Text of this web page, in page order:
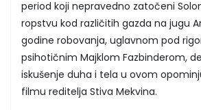
period koji nepravedno zatočeni
ropstvu kod različitih gazda na jugu
godine robovanja, uglavnom pod
psihotičnim Majklom Fazbinderom,
iskušenje duha i tela u ovom
filmu reditelja Stiva Mekvina.